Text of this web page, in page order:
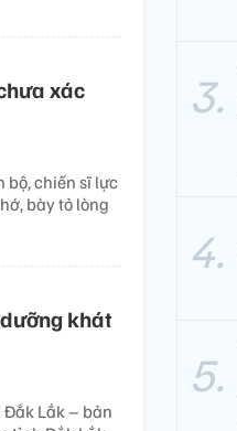
xác
bộ, chiến sĩ lực
bày tỏ lòng
khát
Lắk – bản